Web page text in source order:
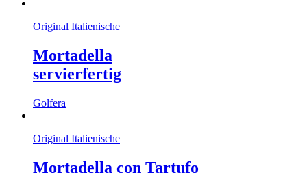
Original Italienische
Mortadella
servierfertig
Golfera
Original Italienische
Mortadella con Tartufo